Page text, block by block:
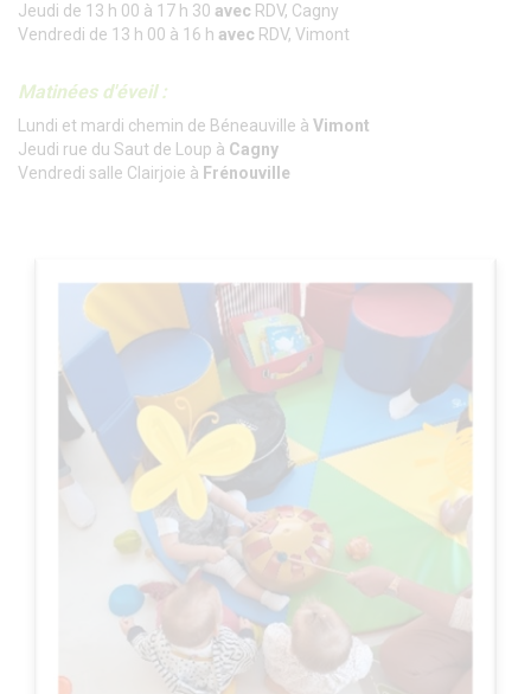
Jeudi de 13 h 00 à 17 h 30 avec RDV, Cagny
Vendredi de 13 h 00 à 16 h avec RDV, Vimont
Matinées d'éveil :
Lundi et mardi chemin de Béneauville à Vimont
Jeudi rue du Saut de Loup à Cagny
Vendredi salle Clairjoie à Frénouville